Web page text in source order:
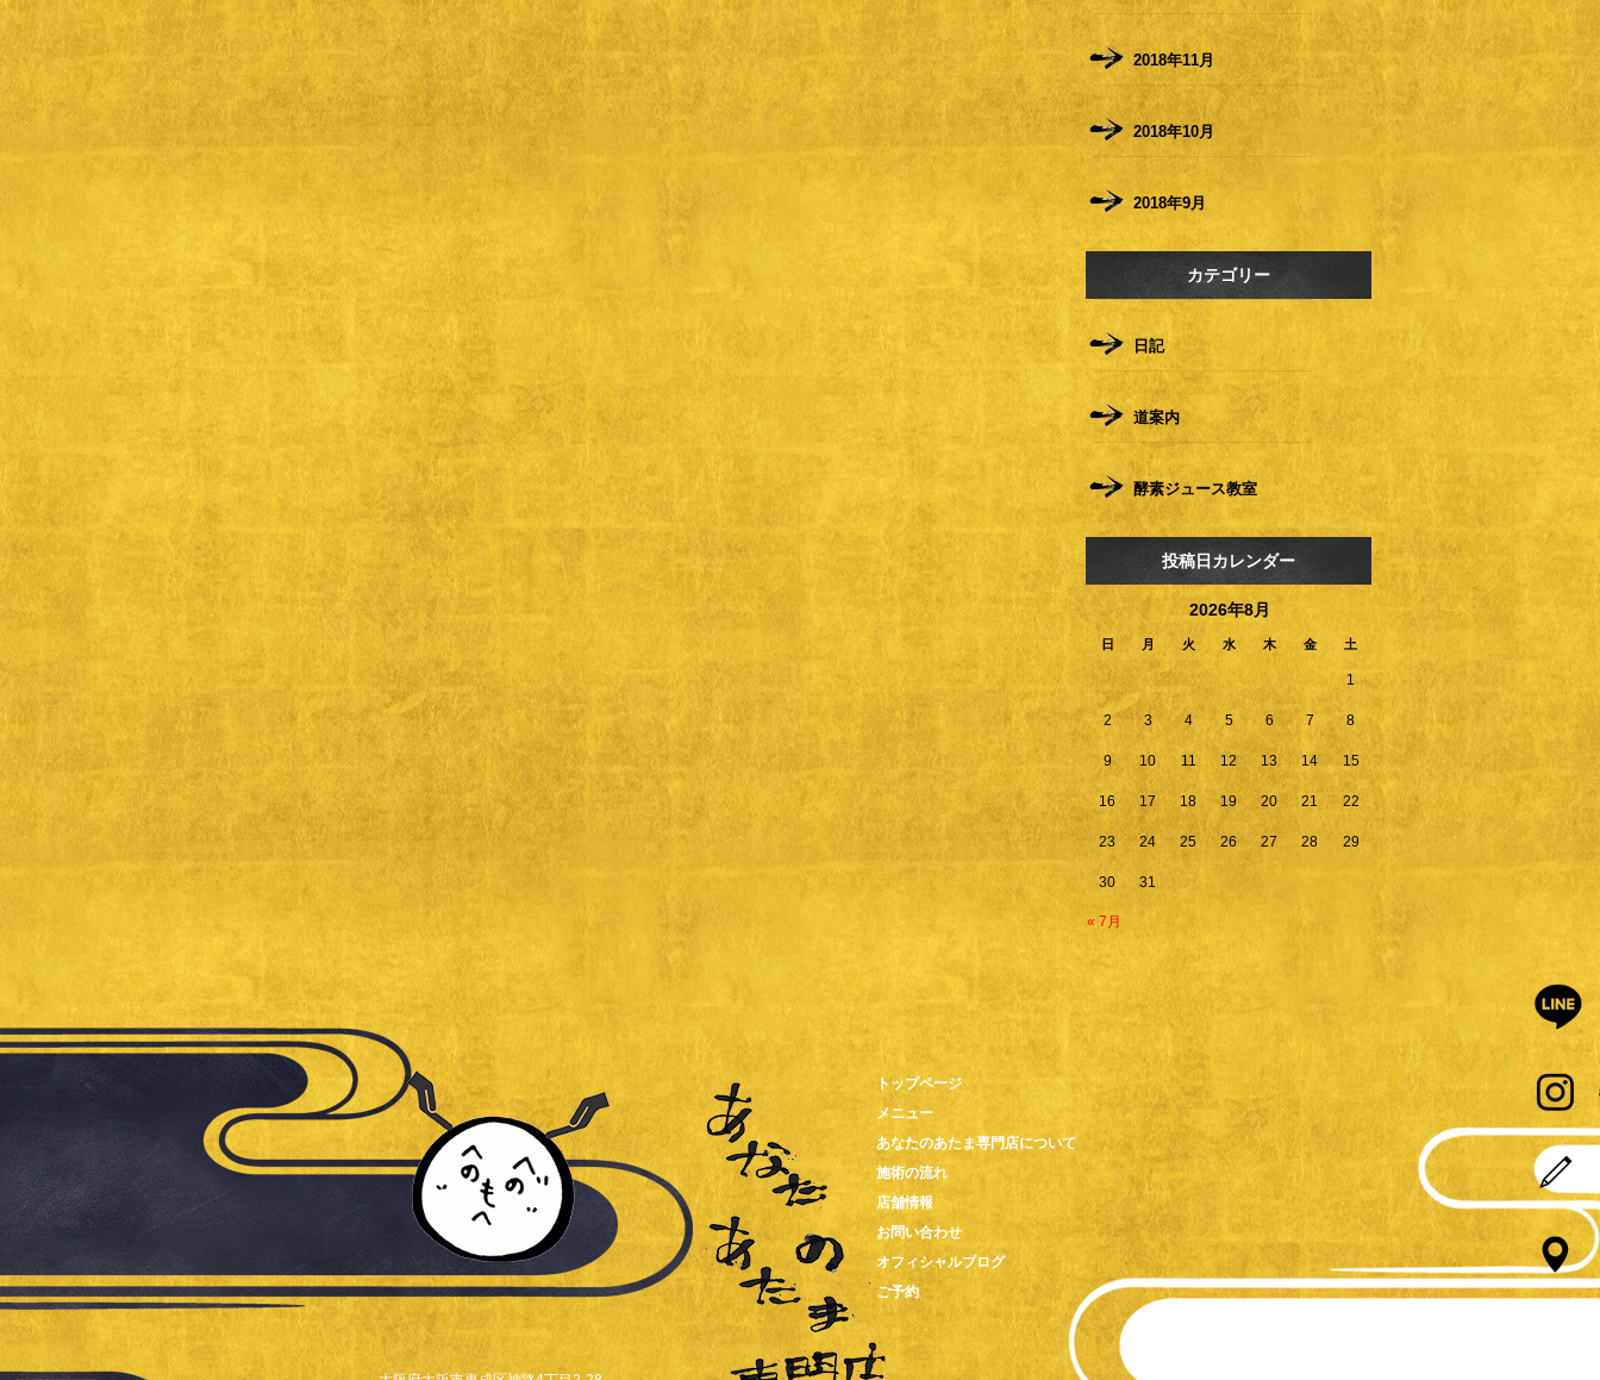
2018年11月
2018年10月
2018年9月
カテゴリー
日記
道案内
酵素ジュース教室
投稿日カレンダー
2026年8月
日 月 火 水 木 金 土
« 7月
1
2 3 4 5 6 7 8
9 10 11 12 13 14 15
16 17 18 19 20 21 22
23 24 25 26 27 28 29
30 31
トップページ
メニュー
あなたのあたま専門店について
施術の流れ
店舗情報
お問い合わせ
オフィシャルブログ
ご予約